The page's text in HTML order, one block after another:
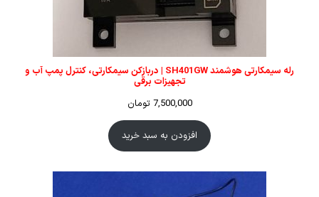
رله سیمکارتی هوشمند SH401GW | دربازکن سیمکارتی، کنترل پمپ آب و
تجهیزات برقی
7,500,000 تومان
افزودن به سبد خرید